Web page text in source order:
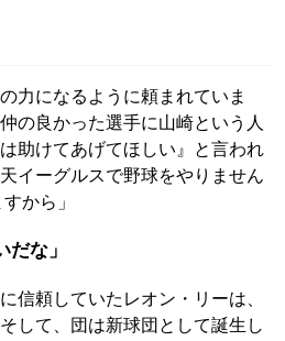
力になるように頼まれていま
の良かった選手に山崎という人
助けてあげてほしい』と言われ
イーグルスで野球をやりません
から」
だな」
信頼していたレオン・リーは、
して、団は新球団として誕生し